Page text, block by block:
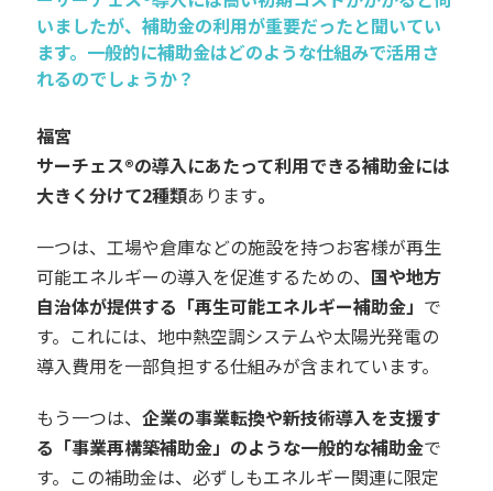
いましたが、補助金の利用が重要だったと聞いてい
ます。 一般的に補助金はどのような仕組みで活用さ
れるのでしょうか？
福宮
サーチェス®の導入にあたって利用できる補助金には
大きく分けて2種類あります。
一つは、工場や倉庫などの施設を持つお客様が再生
可能エネルギーの導入を促進するための、 国や地方
自治体が提供する「再生可能エネルギー補助金」 で
す。これには、地中熱空調システムや太陽光発電の
導入費用を一部負担する仕組みが含まれています。
もう一つは、企業の事業転換や新技術導入を支援す
る「事業再構築補助金」のような一般的な補助金で
す。この補助金は、必ずしもエネルギー関連に限定